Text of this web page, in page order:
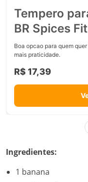
Tempero
BR Spices
Boa opcao para quem
mais praticidade.
R$ 17,39
Ingredientes:
1 banana